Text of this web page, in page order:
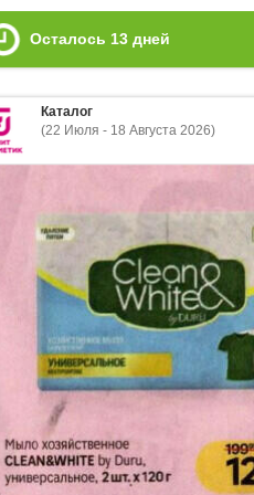
Осталось 13 дней
Каталог
(22 Июля - 18 Августа 2026)